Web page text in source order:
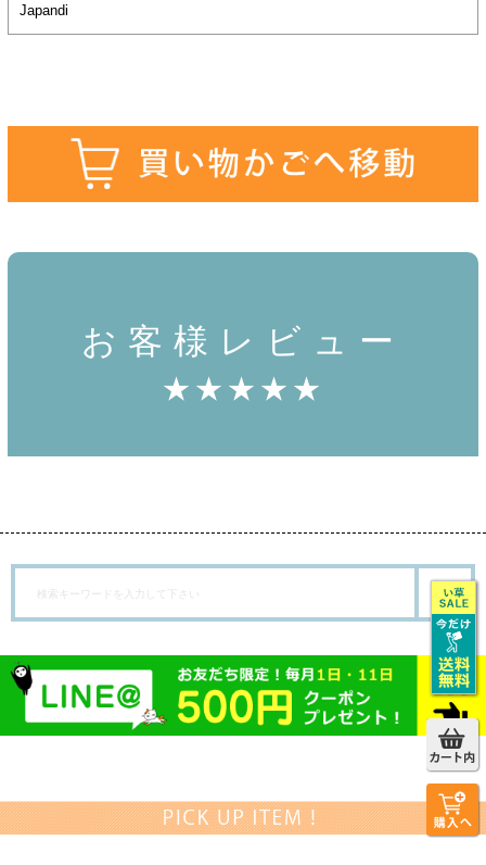
Japandi
お客様レビュー
★★★★★